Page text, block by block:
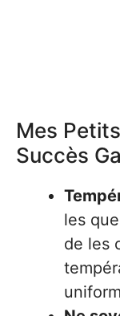
Mes
Succès
les
de les